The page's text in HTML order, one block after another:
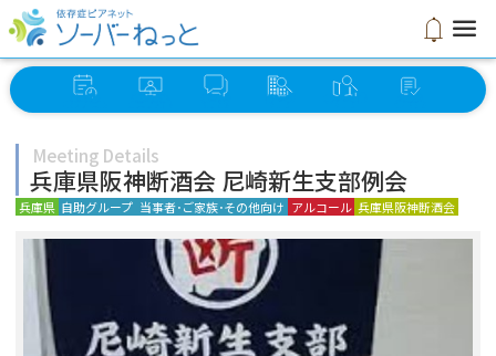
notifications menu
イベント オンライン ソーバー グループ ミーティング セルフ
Meeting Details
兵庫県阪神断酒会 尼崎新生支部例会
兵庫県 自助グループ 当事者･ご家族･その他向け アルコール 兵庫県阪神断酒会